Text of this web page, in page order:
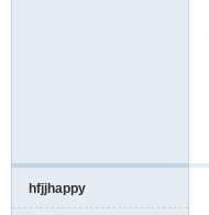
hfjjhappy